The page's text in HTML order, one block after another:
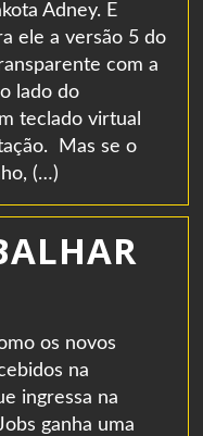
Adney. E
ele a versão 5 do
com a
lado do
teclado virtual
Mas se o
(…)
os novos
na
ingressa na
ganha uma